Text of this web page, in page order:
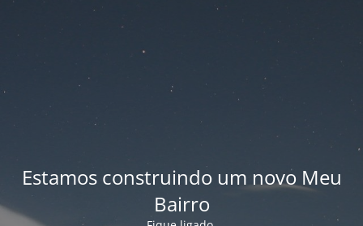
Estamos construindo um novo Meu
Bairro